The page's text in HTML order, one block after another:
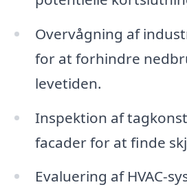
Overvågning af
for at forhindre
levetiden.
Inspektion af
facader for at finde
Evaluering af HVAC-